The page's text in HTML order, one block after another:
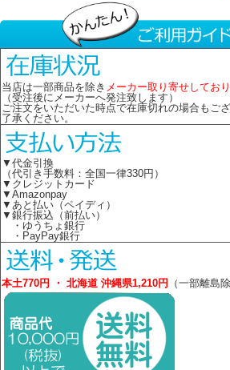
当店は一部商品を除き メーカー取り寄せしており
（受注後にメーカーへ発注致します）
ご注文をいただいた時点で在庫切れの場合もご
了承ください。
▼代金引換
（代引き手数料：全国一律330円）
▼クレジットカード
▼Amazonpay
▼あと払い（ペイディ）
▼銀行振込（前払い）
・ゆうちょ銀行
・PayPay銀行
本土770円 ・ 北海道 沖縄県1,210円 （一部離島除